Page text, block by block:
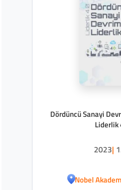
Dördüncü Sanayi
Liderlik
2023|
Nobel